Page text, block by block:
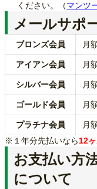
ください。（マンツ
メールサポ
ブロンズ会員 月
アイアン会員 月
シルバー会員 月
ゴールド会員 月
プラチナ会員 月
※１年分先払いなら12
お支払い方
について